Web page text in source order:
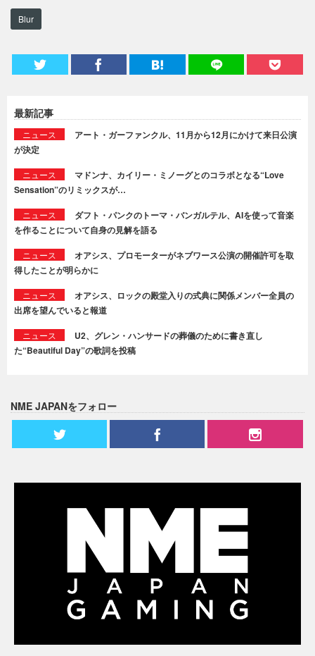
Blur
最新記事
ニュース
アート・ガーファンクル、11月から12月にかけて来日公演
が決定
ニュース
マドンナ、カイリー・ミノーグとのコラボとなる“Love
Sensation”のリミックスが…
ニュース
ダフト・パンクのトーマ・バンガルテル、AIを使って音楽
を作ることについて自身の見解を語る
ニュース
オアシス、プロモーターがネブワース公演の開催許可を取
得したことが明らかに
ニュース
オアシス、ロックの殿堂入りの式典に関係メンバー全員の
出席を望んでいると報道
ニュース
U2、グレン・ハンサードの葬儀のために書き直し
た“Beautiful Day”の歌詞を投稿
NME JAPANをフォロー